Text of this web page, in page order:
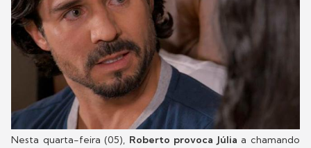
Nesta quarta-feira (05), Roberto provoca Júlia a chamando